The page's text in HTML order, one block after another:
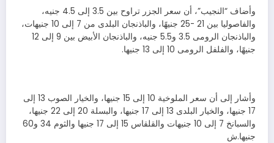
وأضاف “النجيب”، أن سعر الجزر تراوح بين 3.5 إلى 4.5 جنيه،
والفاصوليا بين 21 -25 جنيهًا، والباذنجان البلدى من 7 إلى 10 جنيهات،
والباذنجان الرومى 3.5 و5.5 جنيه، والباذنجان الأبيض بين 9 إلى 12
جنيهًا، والفلفل الرومى 10 إلى 13 جنيها.
وأشار إلى أن سعر الملوخية 10 إلى 15 جنيها، والخيار الصوب 13 إلى
17 جنيها، والخيار البلدى 13 إلى 17 جنيها، والبسلة 20 إلى 22 جنيها،
والسبانخ 7 إلى 10 جنيهات والقلقاس 15 إلى 17 جنيها والثوم 34 و60
جنيها.ش